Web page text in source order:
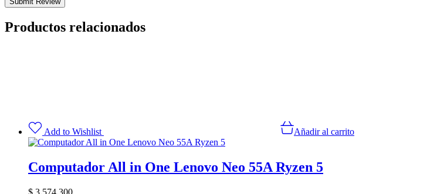
Productos relacionados
Add to Wishlist Añadir al carrito
Computador All in One Lenovo Neo 55A Ryzen 5
$ 3.574.300